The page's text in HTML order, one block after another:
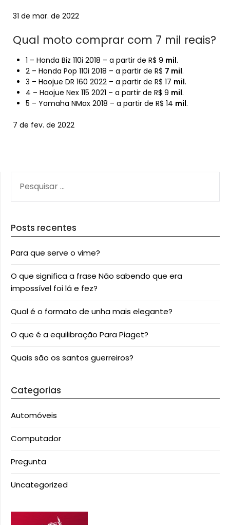
31 de mar. de 2022
Qual moto comprar com 7 mil reais?
1 – Honda Biz 110i 2018 – a partir de R$ 9 mil.
2 – Honda Pop 110i 2018 – a partir de R$ 7 mil.
3 – Haojue DR 160 2022 – a partir de R$ 17 mil.
4 – Haojue Nex 115 2021 – a partir de R$ 9 mil.
5 – Yamaha NMax 2018 – a partir de R$ 14 mil.
7 de fev. de 2022
POR:
Posts recentes
Para que serve o vime?
O que significa a frase Não sabendo que era
impossível foi lá e fez?
Qual é o formato de unha mais elegante?
O que é a equilibração Para Piaget?
Quais são os santos guerreiros?
Categorias
Automóveis
Computador
Pregunta
Uncategorized